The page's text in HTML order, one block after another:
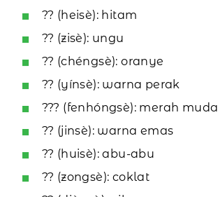
?? (heisè): hitam
?? (zisè): ungu
?? (chéngsè): oranye
?? (yínsè): warna perak
??? (fenhóngsè): merah muda
?? (jinsè): warna emas
?? (huisè): abu-abu
?? (zongsè): coklat